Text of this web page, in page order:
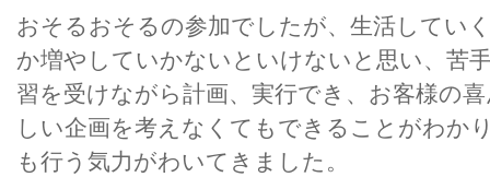
おそるおそるの参加でしたが、生活してい
か増やしていかないといけないと思い、苦
習を受けながら計画、実行でき、お客様の
しい企画を考えなくてもできることがわか
も行う気力がわいてきました。